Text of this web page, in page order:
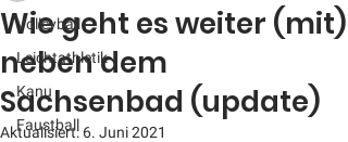
Volleyball
Leichtathletik
Kanu
Faustball
Wie geht es weiter (mit)
neben dem
Sachsenbad (update)
Aktualisiert: 6. Juni 2021